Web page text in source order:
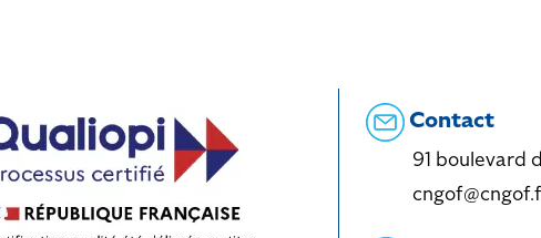
Contact
91 boulevard